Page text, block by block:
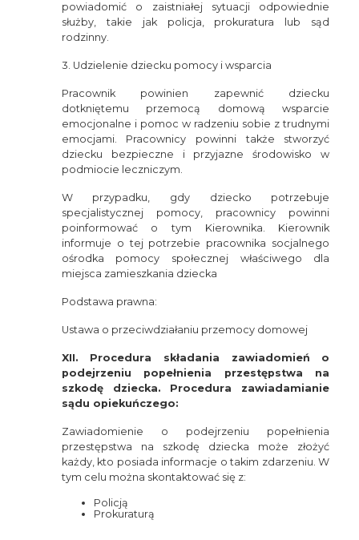
powiadomić o zaistniałej sytuacji odpowiednie
służby, takie jak policja, prokuratura lub sąd
rodzinny.
3. Udzielenie dziecku pomocy i wsparcia
Pracownik powinien zapewnić dziecku
dotkniętemu przemocą domową wsparcie
emocjonalne i pomoc w radzeniu sobie z trudnymi
emocjami. Pracownicy powinni także stworzyć
dziecku bezpieczne i przyjazne środowisko w
podmiocie leczniczym.
W przypadku, gdy dziecko potrzebuje
specjalistycznej pomocy, pracownicy powinni
poinformować o tym Kierownika. Kierownik
informuje o tej potrzebie pracownika socjalnego
ośrodka pomocy społecznej właściwego dla
miejsca zamieszkania dziecka
Podstawa prawna:
Ustawa o przeciwdziałaniu przemocy domowej
XII. Procedura składania zawiadomień o
podejrzeniu popełnienia przestępstwa na
szkodę dziecka. Procedura zawiadamianie
sądu opiekuńczego:
Zawiadomienie o podejrzeniu popełnienia
przestępstwa na szkodę dziecka może złożyć
każdy, kto posiada informacje o takim zdarzeniu. W
tym celu można skontaktować się z:
Policją
Prokuraturą